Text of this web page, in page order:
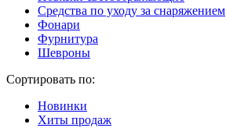
Средства по уходу за снаряжением
Фонари
Фурнитура
Шевроны
Сортировать по:
Новинки
Хиты продаж